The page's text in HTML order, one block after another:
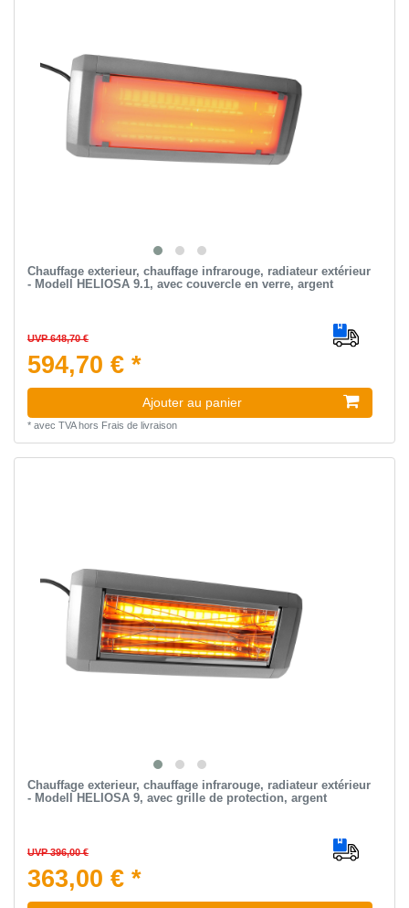
Chauffage exterieur, chauffage infrarouge, radiateur extérieur
- Modell HELIOSA 9.1, avec couvercle en verre, argent
UVP 648,70 €
594,70 € *
Ajouter au panier
* avec TVAhors Frais de livraison
Chauffage exterieur, chauffage infrarouge, radiateur extérieur
- Modell HELIOSA 9, avec grille de protection, argent
UVP 396,00 €
363,00 € *